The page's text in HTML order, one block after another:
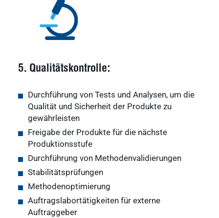
5. Qualitätskontrolle:
Durchführung von Tests und Analysen, um die
Qualität und Sicherheit der Produkte zu
gewährleisten
Freigabe der Produkte für die nächste
Produktionsstufe
Durchführung von Methodenvalidierungen
Stabilitätsprüfungen
Methodenoptimierung
Auftragslabortätigkeiten für externe
Auftraggeber